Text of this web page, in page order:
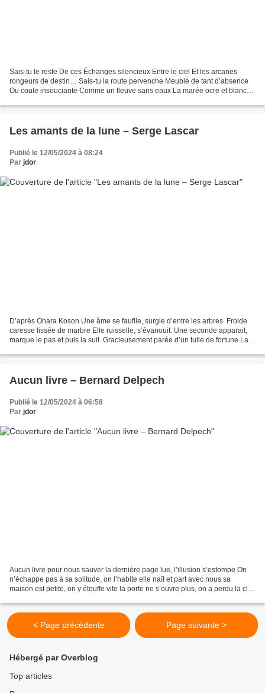
Sais-tu le reste De ces Échanges silencieux Entre le ciel Et les arcanes
rongeurs de destin… Sais-tu la route pervenche Meublé de tant d’absence
Ou coule insouciante Comme un fleuve sans eaux La marée ocre et blanche
Les amants de la lune – Serge Lascar
Publié le 12/05/2024 à 08:24
Par jdor
D’après Ohara Koson Une âme se faufile, surgie d’entre les arbres. Froide
caresse lissée de marbre Elle ruisselle, s’évanouit. Une seconde apparait,
marque le pas et puis la suit. Gracieusement parée d’un tulle de fortune La
Aucun livre – Bernard Delpech
Publié le 12/05/2024 à 06:58
Par jdor
Aucun livre pour nous sauver la dernière page lue, l’illusion s’estompe On
n’échappe pas à sa solitude, on l’habite elle naît et part avec nous sa
maison est petite, on y étouffe vite la porte ne s’ouvre plus, on a perdu la clé
< Page précédente Page suivante >
Hébergé par Overblog
Top articles